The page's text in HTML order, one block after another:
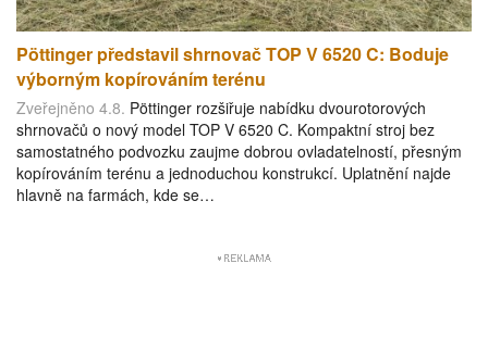
Pöttinger představil shrnovač TOP V 6520 C: Boduje
výborným kopírováním terénu
Zveřejněno 4.8. Pöttinger rozšiřuje nabídku dvourotorových
shrnovačů o nový model TOP V 6520 C. Kompaktní stroj bez
samostatného podvozku zaujme dobrou ovladatelností, přesným
kopírováním terénu a jednoduchou konstrukcí. Uplatnění najde
hlavně na farmách, kde se…